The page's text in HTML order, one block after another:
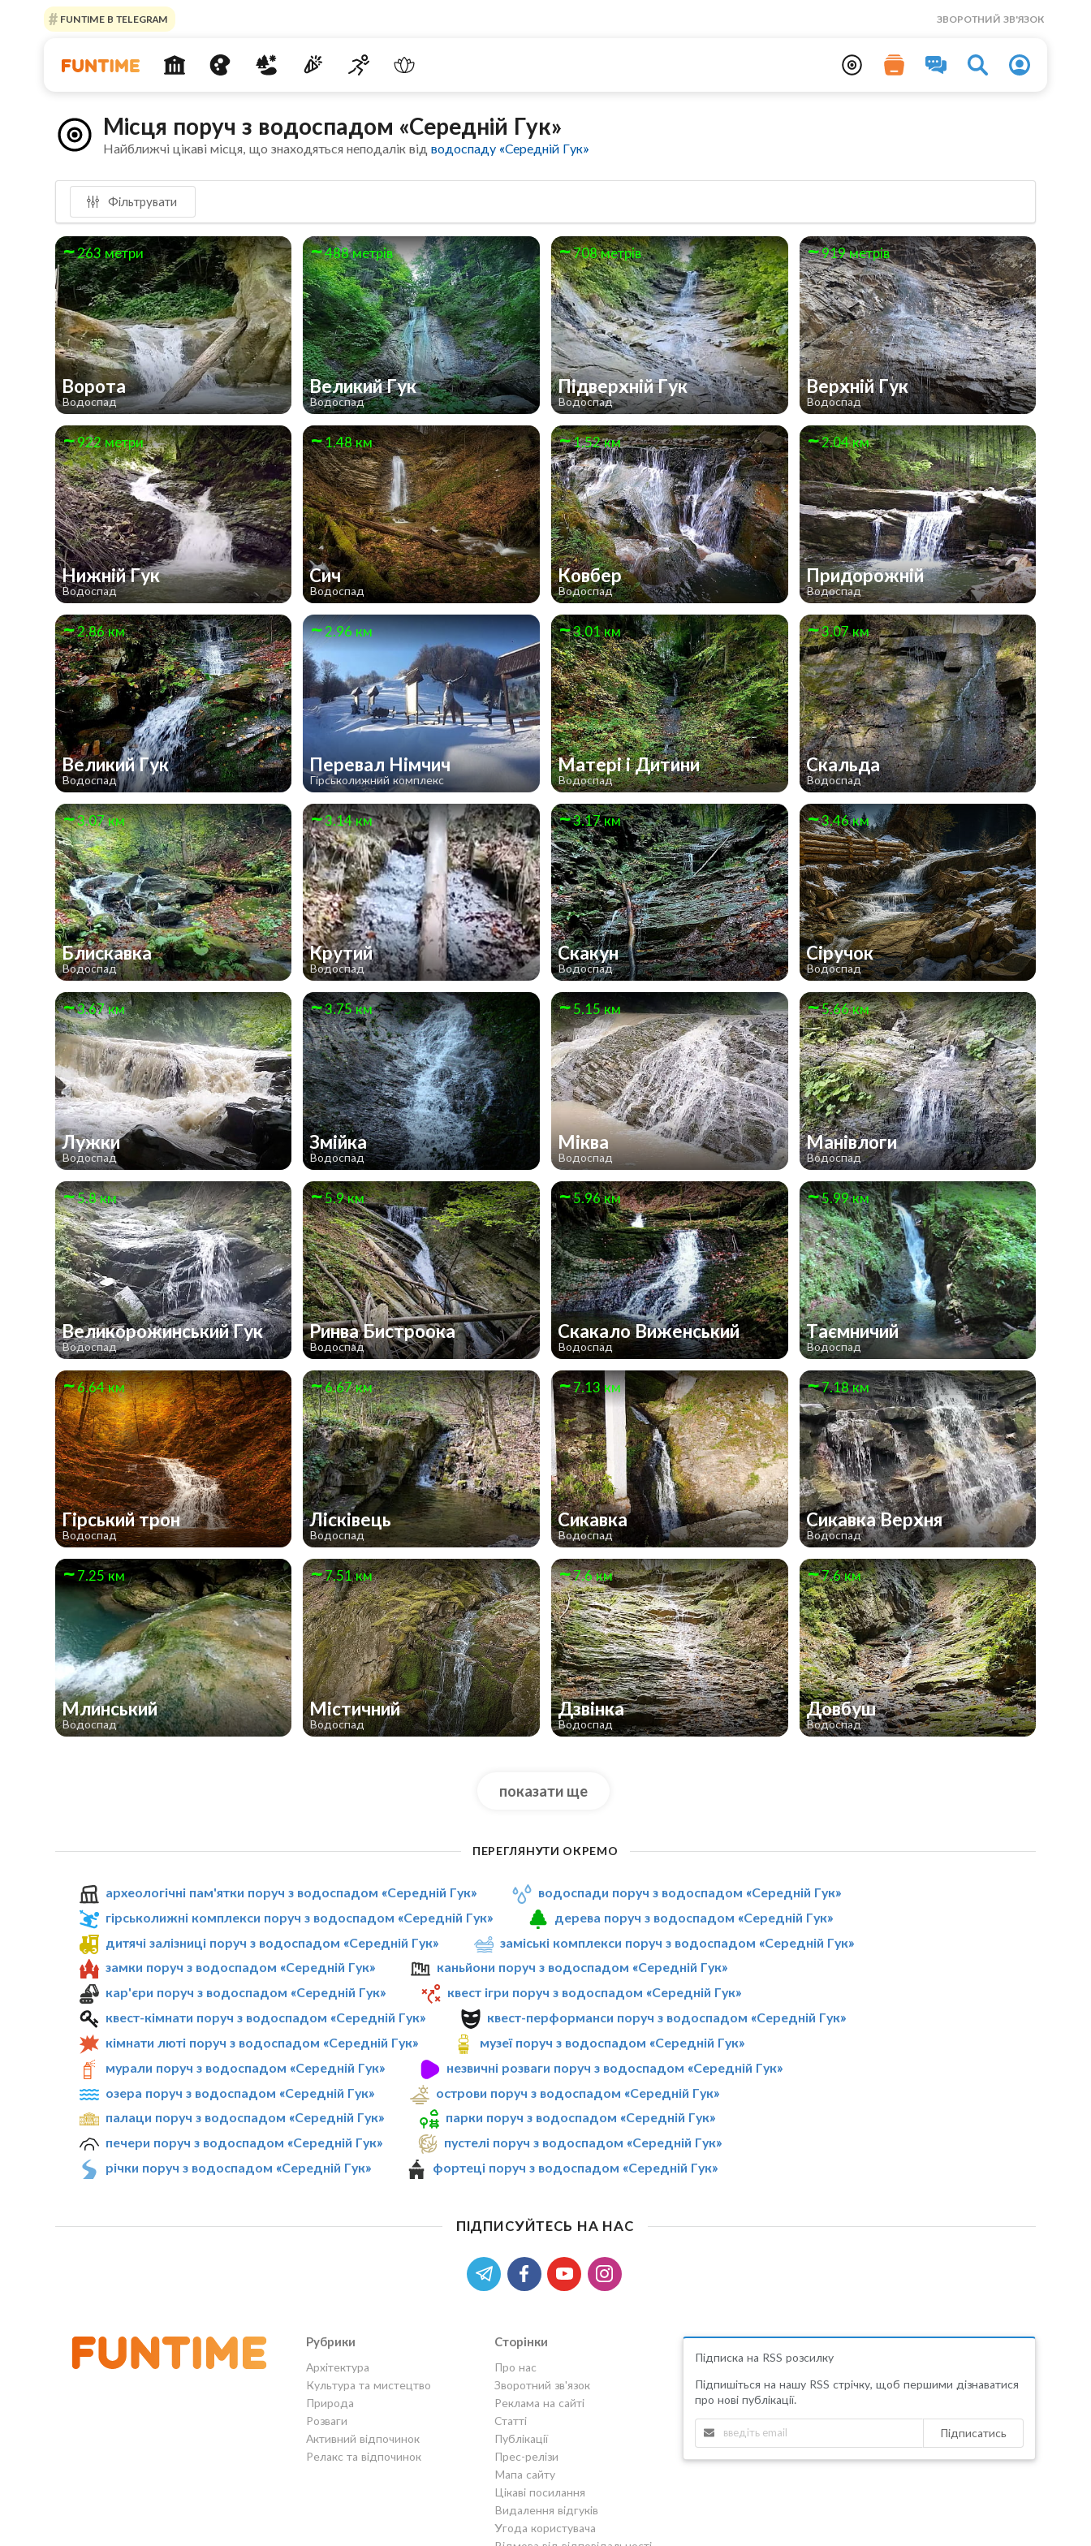
FUNTIME В TELEGRAM ЗВОРОТНИЙ ЗВ'ЯЗОК
Місця поруч з водоспадом «Середній Гук»
Найближчі цікаві місця, що знаходяться неподалік відводоспаду «Середній Гук»
Фільтрувати
263 метри
Ворота
Водоспад
488 метрів
Великий Гук
Водоспад
708 метрів
Підверхній Гук
Водоспад
919 метрів
Верхній Гук
Водоспад
922 метри
Нижній Гук
Водоспад
1.48 км
Сич
Водоспад
1.52 км
Ковбер
Водоспад
2.04 км
Придорожній
Водоспад
2.86 км
Великий Гук
Водоспад
2.96 км
Перевал Німчич
Гірськолижний комплекс
3.01 км
Матері і Дитини
Водоспад
3.07 км
Скальда
Водоспад
3.07 км
Блискавка
Водоспад
3.14 км
Крутий
Водоспад
3.17 км
Скакун
Водоспад
3.46 км
Сіручок
Водоспад
3.67 км
Лужки
Водоспад
3.75 км
Змійка
Водоспад
5.15 км
Міква
Водоспад
5.66 км
Манівлоги
Водоспад
5.8 км
Великорожинський Гук
Водоспад
5.9 км
Ринва Бистроока
Водоспад
5.96 км
Скакало Виженський
Водоспад
5.99 км
Таємничий
Водоспад
6.64 км
Гірський трон
Водоспад
6.67 км
Лісківець
Водоспад
7.13 км
Сикавка
Водоспад
7.18 км
Сикавка Верхня
Водоспад
7.25 км
Млинський
Водоспад
7.51 км
Містичний
Водоспад
7.6 км
Дзвінка
Водоспад
7.6 км
Довбуш
Водоспад
показати ще
ПЕРЕГЛЯНУТИ ОКРЕМО
археологічні пам'ятки поруч з водоспадом «Середній Гук»
водоспади поруч з водоспадом «Середній Гук»
гірськолижні комплекси поруч з водоспадом «Середній Гук»
дерева поруч з водоспадом «Середній Гук»
дитячі залізниці поруч з водоспадом «Середній Гук»
заміські комплекси поруч з водоспадом «Середній Гук»
замки поруч з водоспадом «Середній Гук»
каньйони поруч з водоспадом «Середній Гук»
кар'єри поруч з водоспадом «Середній Гук»
квест ігри поруч з водоспадом «Середній Гук»
квест-кімнати поруч з водоспадом «Середній Гук»
квест-перформанси поруч з водоспадом «Середній Гук»
кімнати люті поруч з водоспадом «Середній Гук»
музеї поруч з водоспадом «Середній Гук»
мурали поруч з водоспадом «Середній Гук»
незвичні розваги поруч з водоспадом «Середній Гук»
озера поруч з водоспадом «Середній Гук»
острови поруч з водоспадом «Середній Гук»
палаци поруч з водоспадом «Середній Гук»
парки поруч з водоспадом «Середній Гук»
печери поруч з водоспадом «Середній Гук»
пустелі поруч з водоспадом «Середній Гук»
річки поруч з водоспадом «Середній Гук»
фортеці поруч з водоспадом «Середній Гук»
ПІДПИСУЙТЕСЬ НА НАС
Рубрики
Архітектура
Культура та мистецтво
Природа
Розваги
Активний відпочинок
Релакс та відпочинок
Сторінки
Про нас
Зворотний зв'язок
Реклама на сайті
Статті
Публікації
Прес-релізи
Мапа сайту
Цікаві посилання
Видалення відгуків
Угода користувача
Підписка на RSS розсилку
Підпишіться на нашу RSS стрічку, щоб першими дізнаватися
про нові публікації.
Підписатись